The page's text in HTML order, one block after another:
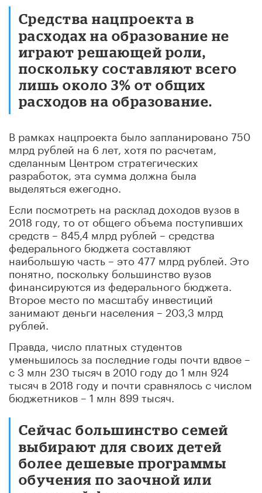
Средства нацпроекта в
расходах на образование не
играют решающей роли,
поскольку составляют всего
лишь около 3% от общих
расходов на образование.
В рамках нацпроекта было запланировано 750
млрд рублей на 6 лет, хотя по расчетам,
сделанным Центром стратегических
разработок, эта сумма должна была
выделяться ежегодно.
Если посмотреть на расклад доходов вузов в
2018 году, то от общего объема поступивших
средств – 845,4 млрд рублей – средства
федерального бюджета составляют
наибольшую часть – это 477 млрд рублей. Это
понятно, поскольку большинство вузов
финансируются из федерального бюджета.
Второе место по масштабу инвестиций
занимают деньги населения – 203,3 млрд
рублей.
Правда, число платных студентов
уменьшилось за последние годы почти вдвое –
с 3 млн 230 тысяч в 2010 году до 1 млн 924
тысяч в 2018 году и почти сравнялось с числом
бюджетников – 1 млн 899 тысяч.
Сейчас большинство семей
выбирают для своих детей
более дешевые программы
обучения по заочной или